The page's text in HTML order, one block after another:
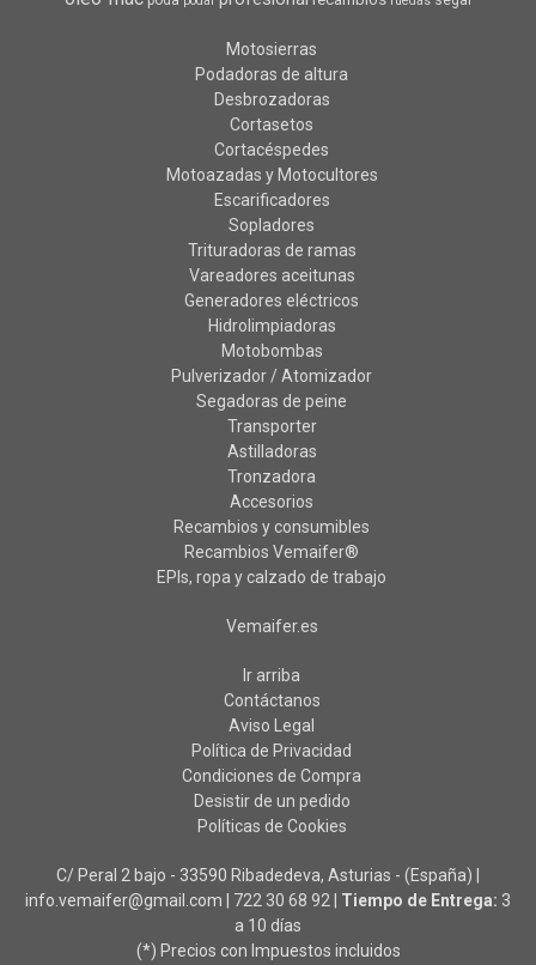
Motosierras
Podadoras de altura
Desbrozadoras
Cortasetos
Cortacéspedes
Motoazadas y Motocultores
Escarificadores
Sopladores
Trituradoras de ramas
Vareadores aceitunas
Generadores eléctricos
Hidrolimpiadoras
Motobombas
Pulverizador / Atomizador
Segadoras de peine
Transporter
Astilladoras
Tronzadora
Accesorios
Recambios y consumibles
Recambios Vemaifer®
EPIs, ropa y calzado de trabajo
Vemaifer.es
Ir arriba
Contáctanos
Aviso Legal
Política de Privacidad
Condiciones de Compra
Desistir de un pedido
Políticas de Cookies
C/ Peral 2 bajo - 33590 Ribadedeva, Asturias - (España) |
info.vemaifer@gmail.com | 722 30 68 92 Tiempo de Entrega: 3
a 10 días
(*) Precios con Impuestos incluidos